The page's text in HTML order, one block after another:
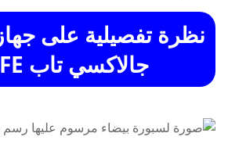
نظرة تفصيلية على
جالاكسي تاب S10 FE